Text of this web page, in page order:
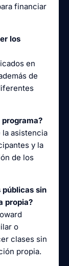
financiar
los
en
de
la asistencia
y la
de los
públicas sin
propia?
o
clases sin
propia.